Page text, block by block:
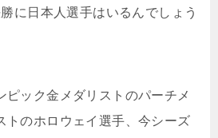
に日本人選手はいるんでしょう
ピック金メダリストのパーチメ
トのホロウェイ選手、今シーズ